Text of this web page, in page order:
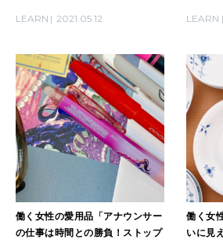
LEARN 2021.05.12 LEARN
働く女性の愛用品「アナウンサー
の仕事は時間との勝負！ストップ
働く女
いに見